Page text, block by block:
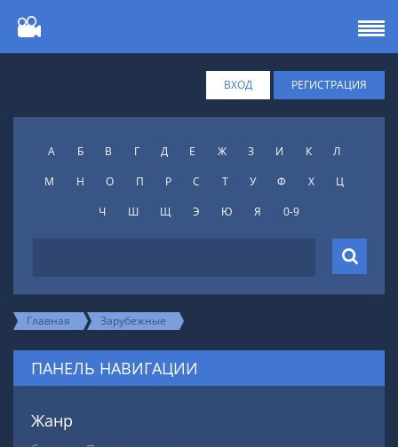
ВХОД РЕГИСТРАЦИЯ
А Б В Г Д Е Ж З И К
Л
М
Н О П Р С Т У Ф X
Ц
Ч
Ш Щ Э Ю Я 0-9
Главная Зарубежные
ПАНЕЛЬ НАВИГАЦИИ
Жанр